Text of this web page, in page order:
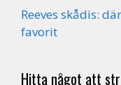
Reeves skådis:
favorit
Hitta något att